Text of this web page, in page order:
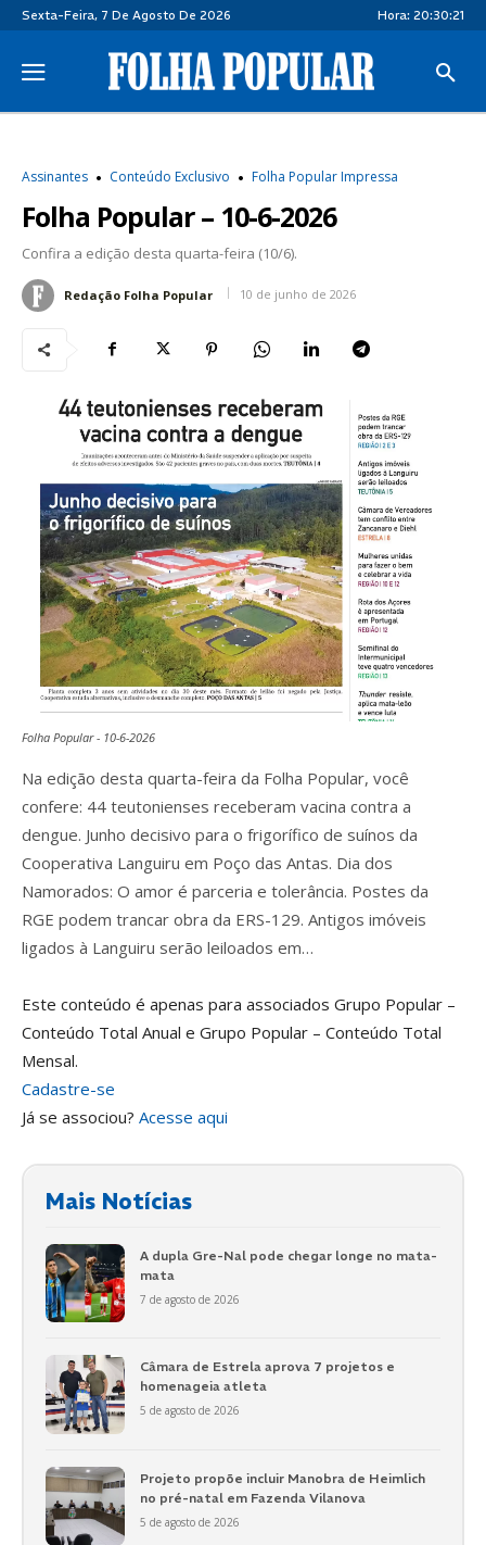
Sexta-Feira, 7 De Agosto De 2026 Hora: 20:30:21
Assinantes Conteúdo Exclusivo Folha Popular Impressa
Folha Popular – 10-6-2026
Confira a edição desta quarta-feira (10/6).
Redação Folha Popular 10 de junho de 2026
Folha Popular - 10-6-2026
Na edição desta quarta-feira da Folha Popular, você
confere: 44 teutonienses receberam vacina contra a
dengue. Junho decisivo para o frigorífico de suínos da
Cooperativa Languiru em Poço das Antas. Dia dos
Namorados: O amor é parceria e tolerância. Postes da
RGE podem trancar obra da ERS-129. Antigos imóveis
ligados à Languiru serão leiloados em…
Este conteúdo é apenas para associados Grupo Popular –
Conteúdo Total Anual e Grupo Popular – Conteúdo Total
Mensal.
Cadastre-se
Já se associou? Acesse aqui
Mais Notícias
A dupla Gre-Nal pode chegar longe no mata-
mata
7 de agosto de 2026
Câmara de Estrela aprova 7 projetos e
homenageia atleta
5 de agosto de 2026
Projeto propõe incluir Manobra de Heimlich
no pré-natal em Fazenda Vilanova
5 de agosto de 2026